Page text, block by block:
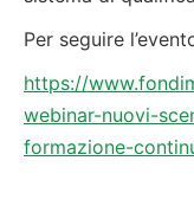
Per seguire
https://
webinar-nuovi-
formazione-